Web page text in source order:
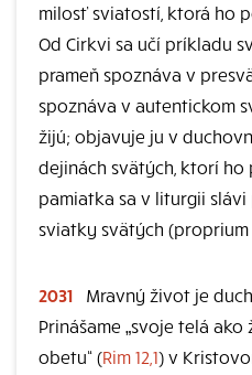
milosť sviatostí, ktorá ho
Od Cirkvi sa učí príkladu
prameň spoznáva v
spoznáva v autentickom
žijú; objavuje ju v
dejinách svätých, ktorí
pamiatka sa v liturgii
sviatky svätých (proprium
2031 Mravný život je
Prinášame „svoje telá ako
obetu“ (Rim 12,1) v